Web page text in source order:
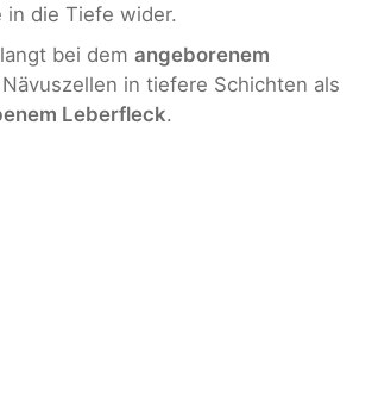
in die Tiefe wider.
bei dem angeborenem
in tiefere Schichten als
Leberfleck.